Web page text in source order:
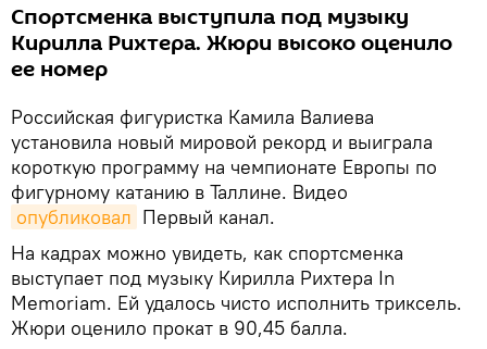
Спортсменка выступила под музыку
Кирилла Рихтера. Жюри высоко оценило
ее номер
Российская фигуристка Камила Валиева
установила новый мировой рекорд и выиграла
короткую программу на чемпионате Европы по
фигурному катанию в Таллине. Видео
опубликовал Первый канал.
На кадрах можно увидеть, как спортсменка
выступает под музыку Кирилла Рихтера In
Memoriam. Ей удалось чисто исполнить триксель.
Жюри оценило прокат в 90,45 балла.